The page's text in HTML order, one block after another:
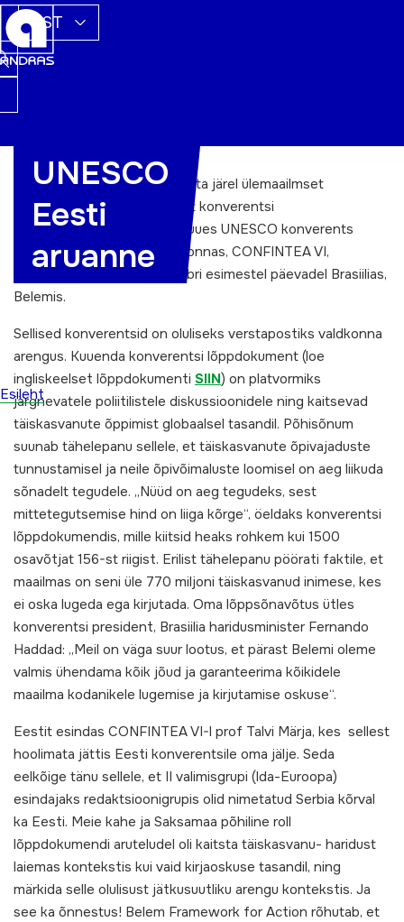
EST
Esileht
UNESCO
Eesti
aruanne
UNESCO korraldab iga 12 aasta järel ülemaailmset
täiskavanuhariduse teemalist konverentsi
CONFINTEA. Järjekordne, kuues UNESCO konverents
täiskasvanuhari- duse valdkonnas, CONFINTEA VI,
toimus 2009. aasta detsembri esimestel päevadel Brasiilias,
Belemis.
Sellised konverentsid on oluliseks verstapostiks valdkonna
arengus. Kuuenda konverentsi lõppdokument (loe
ingliskeelset lõppdokumenti SIIN) on platvormiks
järgnevatele poliitilistele diskussioonidele ning kaitsevad
täiskasvanute õppimist globaalsel tasandil. Põhisõnum
suunab tähelepanu sellele, et täiskasvanute õpivajaduste
tunnustamisel ja neile õpivõimaluste loomisel on aeg liikuda
sõnadelt tegudele. „Nüüd on aeg tegudeks, sest
mittetegutsemise hind on liiga kõrge“, öeldaks konverentsi
lõppdokumendis, mille kiitsid heaks rohkem kui 1500
osavõtjat 156-st riigist. Erilist tähelepanu pöörati faktile, et
maailmas on seni üle 770 miljoni täiskasvanud inimese, kes
ei oska lugeda ega kirjutada. Oma lõppsõnavõtus ütles
konverentsi president, Brasiilia haridusminister Fernando
Haddad: „Meil on väga suur lootus, et pärast Belemi oleme
valmis ühendama kõik jõud ja garanteerima kõikidele
maailma kodanikele lugemise ja kirjutamise oskuse“.
Eestit esindas CONFINTEA VI-l prof Talvi Märja, kes sellest
hoolimata jättis Eesti konverentsile oma jälje. Seda
eelkõige tänu sellele, et II valimisgrupi (Ida-Euroopa)
esindajaks redaktsioonigrupis olid nimetatud Serbia kõrval
ka Eesti. Meie kahe ja Saksamaa põhiline roll
lõppdokumendi aruteludel oli kaitsta täiskasvanu- haridust
laiemas kontekstis kui vaid kirjaoskuse tasandil, ning
märkida selle olulisust jätkusuutliku arengu kontekstis. Ja
see ka õnnestus! Belem Framework for Action rõhutab, et